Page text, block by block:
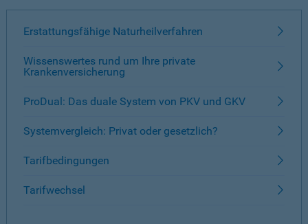
Erstattungsfähige Naturheilverfahren
Wissenswertes rund um Ihre private
Krankenversicherung
ProDual: Das duale System von PKV und GKV
Systemvergleich: Privat oder gesetzlich?
Tarifbedingungen
Tarifwechsel